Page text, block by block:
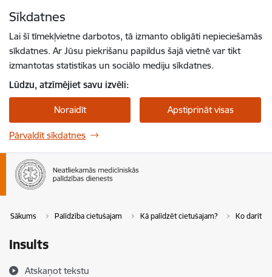
Sīkdatnes
Lai šī tīmekļvietne darbotos, tā izmanto obligāti nepieciešamās
sīkdatnes. Ar Jūsu piekrišanu papildus šajā vietnē var tikt
izmantotas statistikas un sociālo mediju sīkdatnes.
Lūdzu, atzīmējiet savu izvēli:
Noraidīt Apstiprināt visas
Pārvaldīt sīkdatnes
Sākums Palīdzība cietušajam Kā palīdzēt cietušajam? Ko darīt
Insults
Atskaņot tekstu